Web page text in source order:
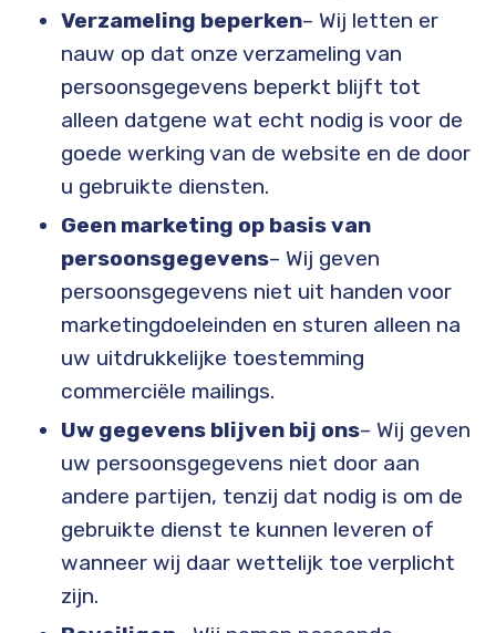
Verzameling beperken– Wij letten er
nauw op dat onze verzameling van
persoonsgegevens beperkt blijft tot
alleen datgene wat echt nodig is voor de
goede werking van de website en de door
u gebruikte diensten.
Geen marketing op basis van
persoonsgegevens– Wij geven
persoonsgegevens niet uit handen voor
marketingdoeleinden en sturen alleen na
uw uitdrukkelijke toestemming
commerciële mailings.
Uw gegevens blijven bij ons– Wij geven
uw persoonsgegevens niet door aan
andere partijen, tenzij dat nodig is om de
gebruikte dienst te kunnen leveren of
wanneer wij daar wettelijk toe verplicht
zijn.